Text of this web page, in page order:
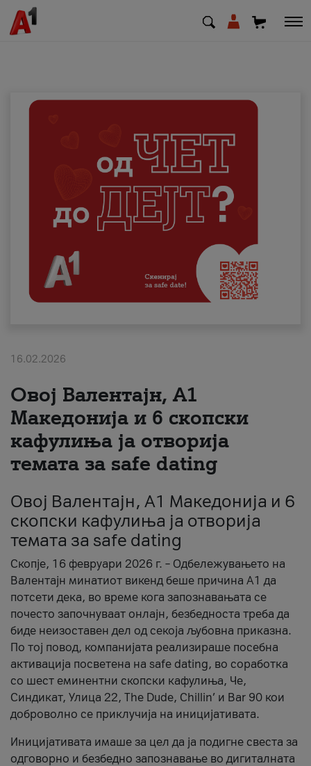
Деловни
Поддршка
Надополни кредит
Плати сметка
#ПодобарОнлајн
16.02.2026
Овој Валентајн, A1
Македонија и 6 скопски
кафулиња ја отворија
темата за safe dating
Овој Валентајн, A1 Македонија и 6
скопски кафулиња ја отворија
темата за safe dating
Скопје, 16 февруари 2026 г. – Одбележувањето на
Валентајн минатиот викенд беше причина А1 да
потсети дека, во време кога запознавањата се
почесто започнуваат онлајн, безбедноста треба да
биде неизоставен дел од секоја љубовна приказна.
По тој повод, компанијата реализираше посебна
активација посветена на safe dating, во соработка
со шест еминентни скопски кафулиња, Че,
Синдикат, Улица 22, The Dude, Chillin’ и Bar 90 кои
доброволно се приклучија на иницијативата.
Иницијативата имаше за цел да ја подигне свеста за
одговорно и безбедно запознавање во дигиталната